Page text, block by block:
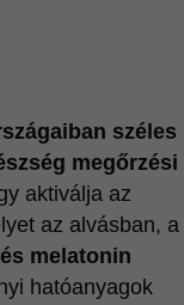
széles
megőrzési
aktiválja az
az alvásban, a
melatonin
hatóanyagok